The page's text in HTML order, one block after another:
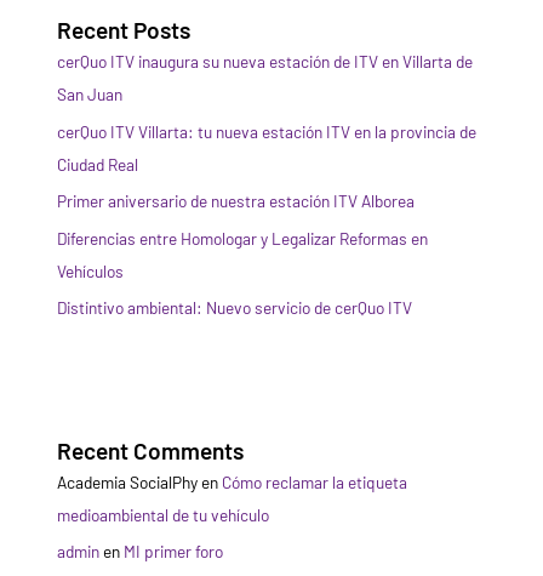
Recent Posts
cerQuo ITV inaugura su nueva estación de ITV en Villarta de
San Juan
cerQuo ITV Villarta: tu nueva estación ITV en la provincia de
Ciudad Real
Primer aniversario de nuestra estación ITV Alborea
Diferencias entre Homologar y Legalizar Reformas en
Vehículos
Distintivo ambiental: Nuevo servicio de cerQuo ITV
Recent Comments
Academia SocialPhyen Cómo reclamar la etiqueta
medioambiental de tu vehículo
adminen MI primer foro